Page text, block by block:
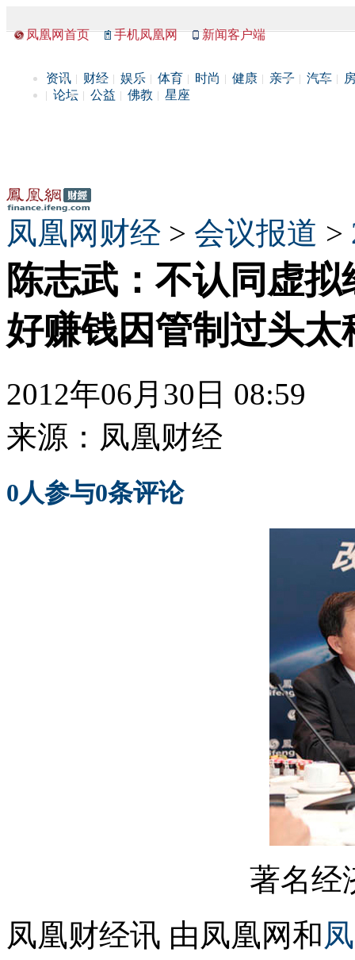
凤凰网首页 手机凤凰网 新闻客户端
资讯 财经 娱乐 体育 时尚 健康 亲子 汽车
论坛
公益 佛教 星座
凤凰网财经 > 会议报道 >
陈志武：不认同虚拟
好赚钱因管制过头太
2012年06月30日 08:59
来源： 凤凰财经
0人参与0条评论
著名经
凤凰财经讯 由凤凰网和